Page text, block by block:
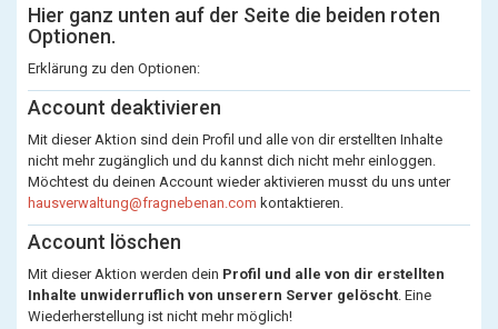
Hier ganz unten auf der Seite die beiden roten
Optionen.
Erklärung zu den Optionen:
Account deaktivieren
Mit dieser Aktion sind dein Profil und alle von dir erstellten Inhalte
nicht mehr zugänglich und du kannst dich nicht mehr einloggen.
Möchtest du deinen Account wieder aktivieren musst du uns unter
hausverwaltung@fragnebenan.com kontaktieren.
Account löschen
Mit dieser Aktion werden dein Profil und alle von dir erstellten
Inhalte unwiderruflich von unserern Server gelöscht. Eine
Wiederherstellung ist nicht mehr möglich!